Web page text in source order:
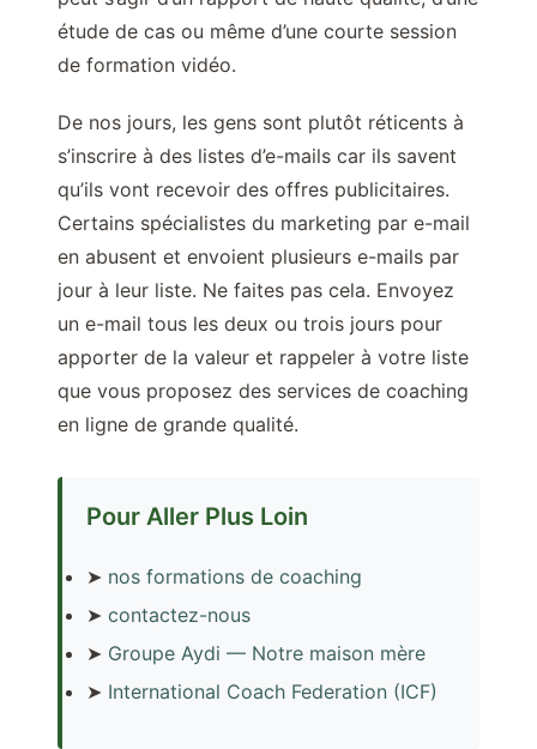
étude de cas ou même d’une courte session
de formation vidéo.
De nos jours, les gens sont plutôt réticents à
s’inscrire à des listes d’e-mails car ils savent
qu’ils vont recevoir des offres publicitaires.
Certains spécialistes du marketing par e-mail
en abusent et envoient plusieurs e-mails par
jour à leur liste. Ne faites pas cela. Envoyez
un e-mail tous les deux ou trois jours pour
apporter de la valeur et rappeler à votre liste
que vous proposez des services de coaching
en ligne de grande qualité.
Pour Aller Plus Loin
➤ nos formations de coaching
➤ contactez-nous
➤ Groupe Aydi — Notre maison mère
➤ International Coach Federation (ICF)